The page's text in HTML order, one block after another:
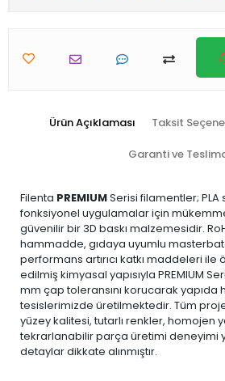
Ürün Açıklaması Taksit
Garanti ve
Filenta PREMIUMSerisi filamentler;
fonksiyonel uygulamalar için
güvenilir bir 3D baskı malzemesidir.
hammadde, gıdaya uyumlu
performans artırıcı katkı maddeleri
edilmiş kimyasal yapısıyla PREMIUM
mm çap toleransını korucarak yapıda
tesislerimizde üretilmektedir. Tüm
yüzey kalitesi, tutarlı renkler, homojen
tekrarlanabilir parça üretimi deneyimi
detaylar dikkate alınmıştır.